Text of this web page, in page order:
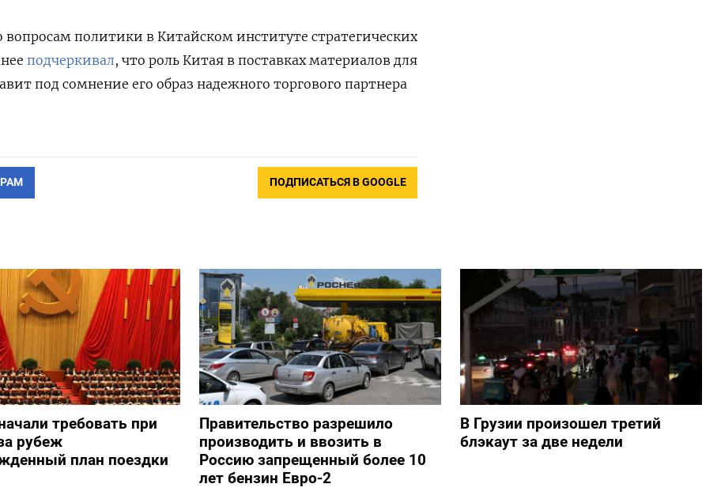
политики в Китайском институте стратегических
подчеркивал, что роль Китая в поставках материалов для
под сомнение его образ надежного торгового партнера
ПОДПИСАТЬСЯ В GOOGLE
требовать при
рубеж
план поездки
Правительство разрешило
производить и ввозить в
Россию запрещенный более 10
лет бензин Евро-2
В Грузии произошел третий
блэкаут за две недели